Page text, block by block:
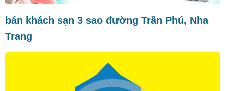
bán khách sạn 3 sao đường Trần Phú, Nha
Trang